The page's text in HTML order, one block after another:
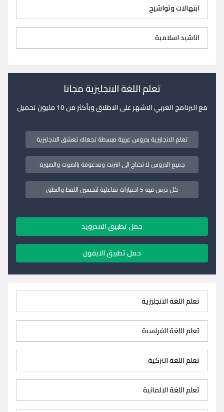
ابتهالات وتواشيح
اناشيد اسلامية
تعلم اللغة الانجليزية مجانا
مع البرنامج العربي الاشهر على الاطلاق وبأكثر من 10 مليون تحميل
تعلم الانجليزية بدروس عربية مبسطة تجعلك تعشق الانجليزية
جميع الدروس لا تحتاج الى انترنت ومدعومة بالصوت والصورة
كل درس فيه 5 اختبارات تفاعلية لتحسين اللفظ والنطق
حمل تطبيق الاندرويد
حمل تطبيق الايفون
تعلم اللغة الانجليزية
تعلم اللغة الفرنسية
تعلم اللغة التركية
تعلم اللغة الالمانية